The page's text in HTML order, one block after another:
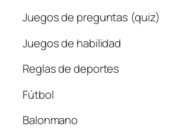
Juegos de preguntas (quiz)
Juegos de habilidad
Reglas de deportes
Fútbol
Balonmano